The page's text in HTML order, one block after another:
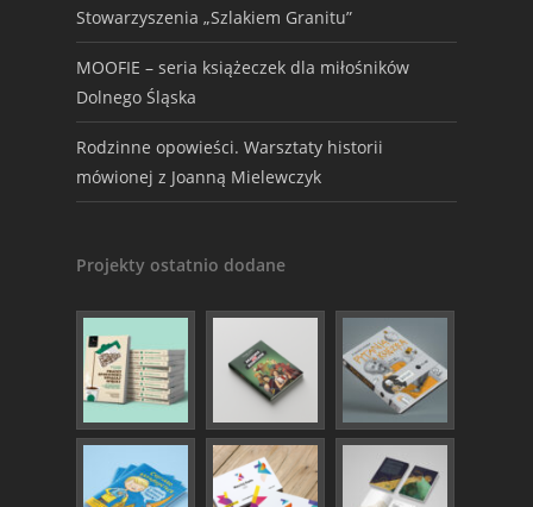
Stowarzyszenia „Szlakiem Granitu”
MOOFIE – seria książeczek dla miłośników
Dolnego Śląska
Rodzinne opowieści. Warsztaty historii
mówionej z Joanną Mielewczyk
Projekty ostatnio dodane